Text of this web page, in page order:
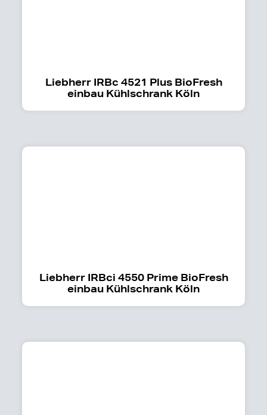
Liebherr IRBc 4521 Plus BioFresh
einbau Kühlschrank Köln
Liebherr IRBci 4550 Prime BioFresh
einbau Kühlschrank Köln